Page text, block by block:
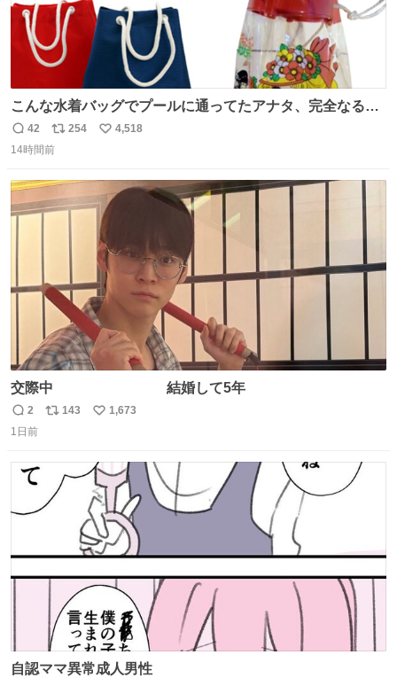
こんな水着バッグでプールに通ってたアナタ、完全なる同
世代（笑） #70年代 #80年代 #昭和レトロ
返
信
42
リ
ポ
数
254
い
数
4,518
14時間前
交際中 結婚して5年
返
信
2
リ
数
143
い
数
1,673
1日前
自認ママ異常成人男性